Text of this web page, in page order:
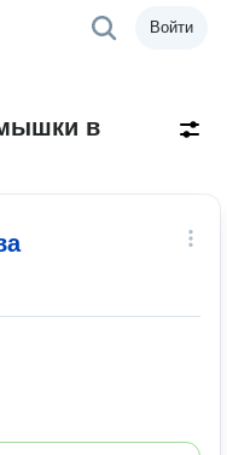
Войти
в